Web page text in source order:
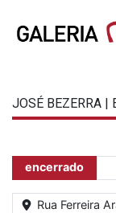
JOSÉ BEZERRA |
encerrado
Rua Ferreira